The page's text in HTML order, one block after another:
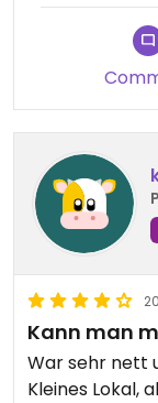
Kann man
War sehr nett
Kleines Lokal,